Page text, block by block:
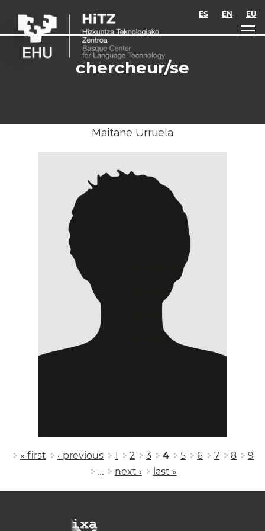
ES EN EU
chercheur/se
Maitane Urruela
Pages
« first ‹ previous 1 2 3 4 5 6 7 8
9
…
next › last »